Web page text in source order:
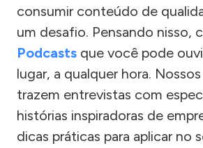
consumir conteúdo de
um desafio. Pensando nisso,
Podcasts que você pode
lugar, a qualquer hora.
trazem entrevistas com
histórias inspiradoras de
dicas práticas para aplicar no